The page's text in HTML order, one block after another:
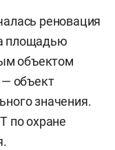
реновация
площадью
объектом
— объект
значения.
по охране